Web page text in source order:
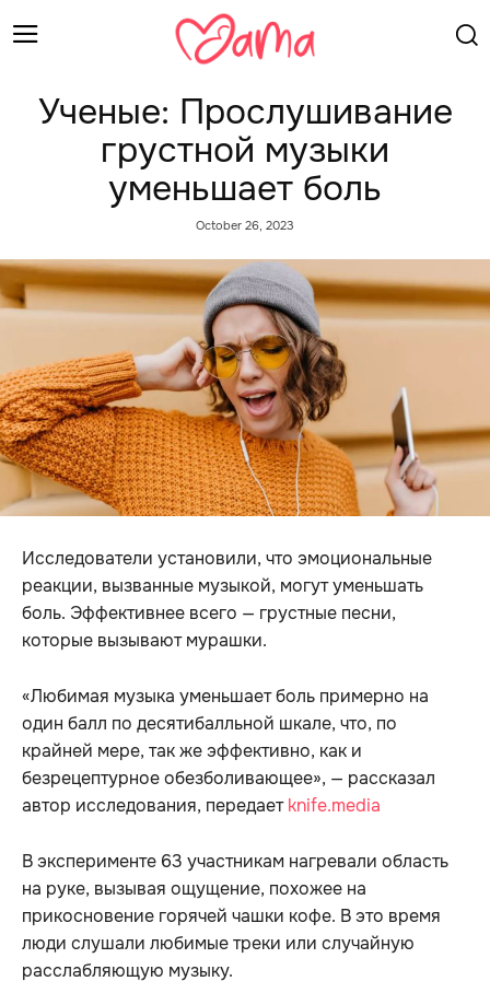
Ученые: Прослушивание
грустной музыки
уменьшает боль
October 26, 2023
Исследователи установили, что эмоциональные
реакции, вызванные музыкой, могут уменьшать
боль. Эффективнее всего — грустные песни,
которые вызывают мурашки.
«Любимая музыка уменьшает боль примерно на
один балл по десятибалльной шкале, что, по
крайней мере, так же эффективно, как и
безрецептурное обезболивающее», — рассказал
автор исследования, передаетknife.media
В эксперименте 63 участникам нагревали область
на руке, вызывая ощущение, похожее на
прикосновение горячей чашки кофе. В это время
люди слушали любимые треки или случайную
расслабляющую музыку.